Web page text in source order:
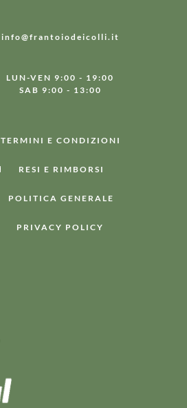
info@frantoiodeicolli.it
LUN-VEN 9:00 - 19:00
SAB 9:00 - 13:00
TERMINI E CONDIZIONI
RESI E RIMBORSI
POLITICA GENERALE
PRIVACY POLICY